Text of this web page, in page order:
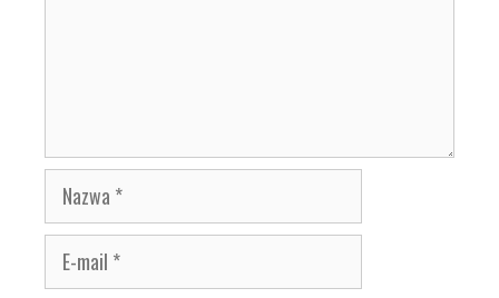
Nazwa
E-
mail